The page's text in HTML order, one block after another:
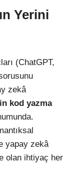
Yerini
(ChatGPT,
zekâ
kod yazma
yapay zekâ
olan ihtiyaç her